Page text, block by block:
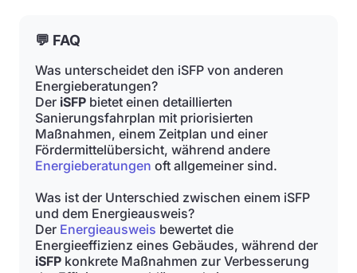
💬 FAQ
Was unterscheidet den iSFP von anderen
Energieberatungen?
Der iSFP bietet einen detaillierten
Sanierungsfahrplan mit priorisierten
Maßnahmen, einem Zeitplan und einer
Fördermittelübersicht, während andere
Energieberatungen oft allgemeiner sind.
Was ist der Unterschied zwischen einem iSFP
und dem Energieausweis?
Der Energieausweis bewertet die
Energieeffizienz eines Gebäudes, während der
iSFP konkrete Maßnahmen zur Verbesserung